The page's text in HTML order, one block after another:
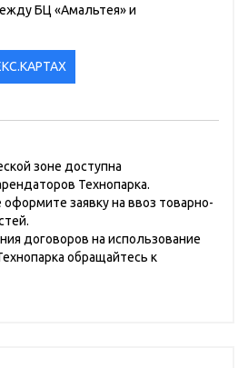
БЦ «Амальтея» и
зоне доступна
Технопарка.
заявку на ввоз товарно-
договоров на использование
обращайтесь к